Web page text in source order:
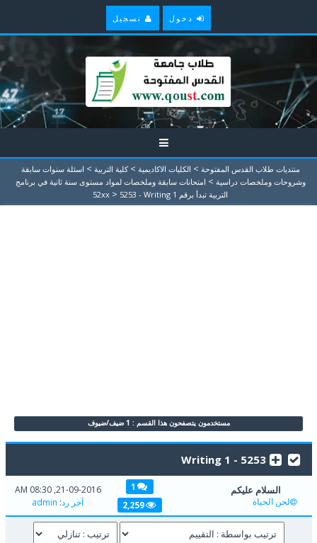
دخول تسجيل
منتديات طلاب القدس المفتوحة > الكليات الاكاديمية > كلية التربية > اسئلة سنوات سابقة
وشروحات وملخصات دراسية > امتحانات سابقة وملخصات لمواد مستوى سنة ثانية في برنامج
التربية تبدأ برقم 52xx
> 5253 - Writing 1
مستخدمون يتصفحون هذا القسم : 1 ضيف/ضيوف
5253 - Writing 1
السلام عليكم
لحن الحياة
1
2,259
21-09-2016, 08:30 AM
آخر رد:
admin